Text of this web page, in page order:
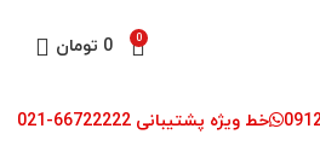
0
0 تومان
خط ویژه پشتیبانی 66722222-021